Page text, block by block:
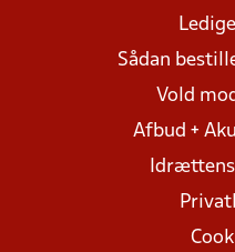
Sådan
Vold
Afbud +